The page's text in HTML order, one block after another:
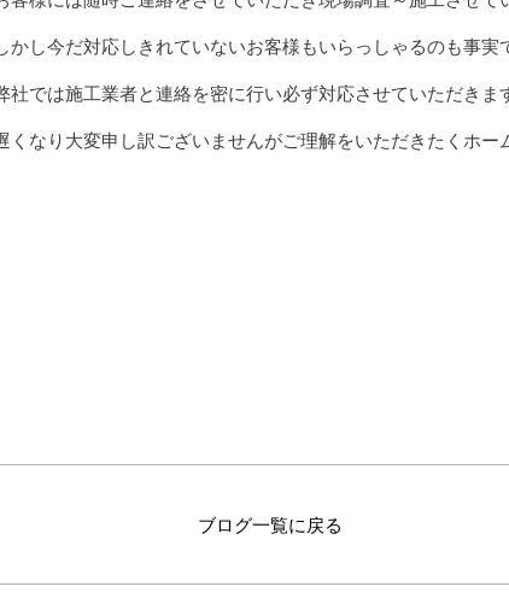
かし今だ対応しきれていないお客様もいらっしゃるのも事実
社では施工業者と連絡を密に行い必ず対応させていただきま
くなり大変申し訳ございませんがご理解をいただきたくホー
ブログ一覧に戻る